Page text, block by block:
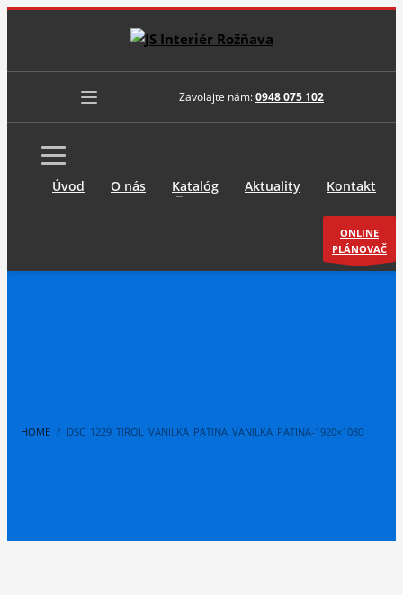
Zavolajte nám:0948 075 102
Úvod O nás Katalóg Aktuality Kontakt
ONLINE
PLÁNOVAČ
HOME DSC_1229_TIROL_VANILKA_PATINA_VANILKA_PATINA-1920×1080